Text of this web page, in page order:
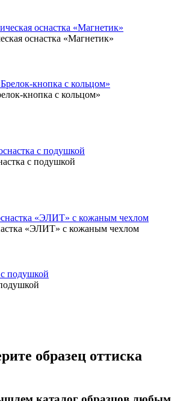
оснастка «Магнетик»
кнопка с кольцом»
с подушкой
«ЭЛИТ» с кожаным чехлом
образец оттиска